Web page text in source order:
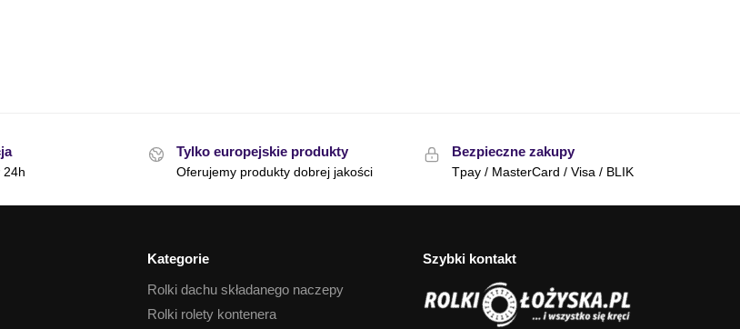
24h
Tylko europejskie produkty
Oferujemy produkty dobrej jakości
Bezpieczne zakupy
Tpay / MasterCard / Visa / BLIK
Kategorie
Rolki dachu składanego naczepy
Rolki rolety kontenera
Szybki kontakt